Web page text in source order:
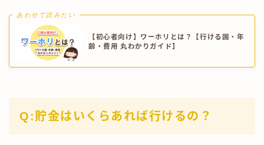
あわせて読みたい
【初心者向け】ワーホリとは？【行ける国・年
齢・費用 丸わかりガイド】
Q:貯金はいくらあれば行けるの？